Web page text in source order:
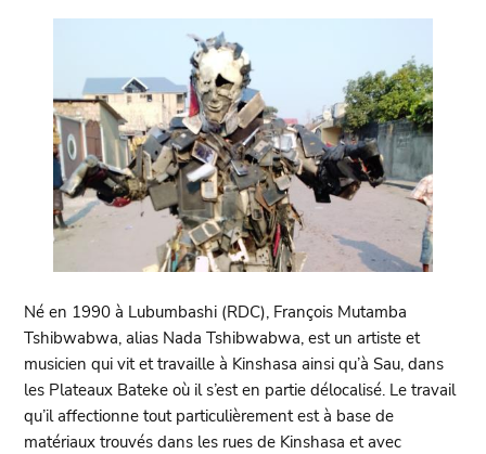
Né en 1990 à Lubumbashi (RDC), François Mutamba
Tshibwabwa, alias Nada Tshibwabwa, est un artiste et
musicien qui vit et travaille à Kinshasa ainsi qu’à Sau, dans
les Plateaux Bateke où il s’est en partie délocalisé. Le travail
qu’il affectionne tout particulièrement est à base de
matériaux trouvés dans les rues de Kinshasa et avec